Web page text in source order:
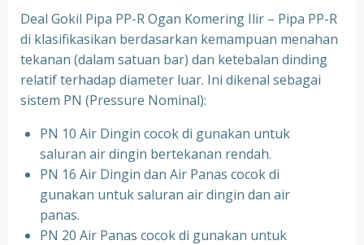
Deal Gokil Pipa PP-R Ogan Komering Ilir – Pipa PP-R
di klasifikasikan berdasarkan kemampuan menahan
tekanan (dalam satuan bar) dan ketebalan dinding
relatif terhadap diameter luar. Ini dikenal sebagai
sistem PN (Pressure Nominal):
PN 10 Air Dingin cocok di gunakan untuk
saluran air dingin bertekanan rendah.
PN 16 Air Dingin dan Air Panas cocok di
gunakan untuk saluran air dingin dan air
panas.
PN 20 Air Panas cocok di gunakan untuk